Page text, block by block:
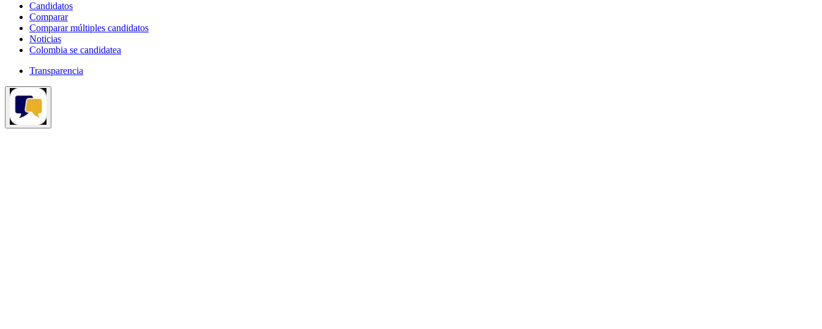
Candidatos
Comparar
Comparar múltiples candidatos
Noticias
Colombia se candidatea
Transparencia